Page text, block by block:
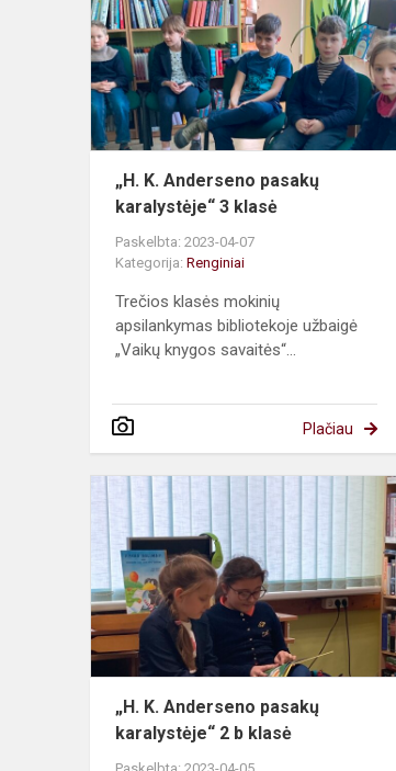
„H. K. Anderseno pasakų
karalystėje“ 3 klasė
Paskelbta: 2023-04-07
Kategorija: Renginiai
Trečios klasės mokinių
apsilankymas bibliotekoje užbaigė
„Vaikų knygos savaitės“...
Plačiau
„H. K. Anderseno pasakų
karalystėje“ 2 b klasė